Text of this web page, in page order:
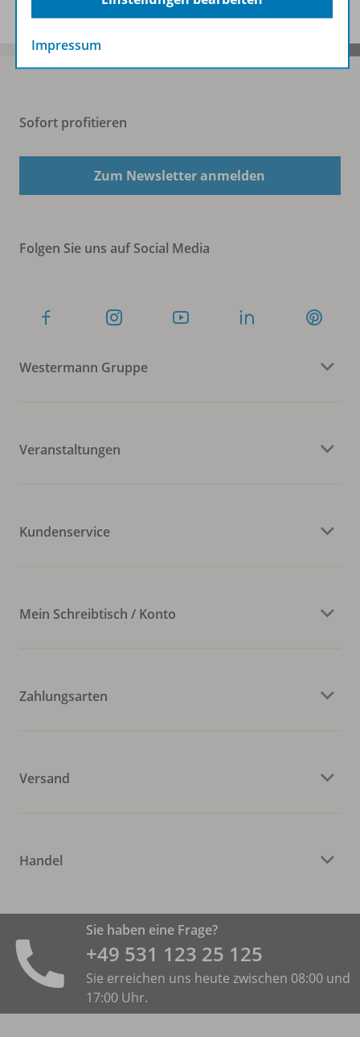
Sofort profitieren
Zum Newsletter anmelden
Folgen Sie uns auf Social Media
Westermann Gruppe
Veranstaltungen
Kundenservice
Mein Schreibtisch / Konto
Zahlungsarten
Versand
Handel
Sie haben eine Frage?
+49 531 ­123 25 125
Sie erreichen uns heute zwischen 08:00 und
17:00 Uhr.
Impressum